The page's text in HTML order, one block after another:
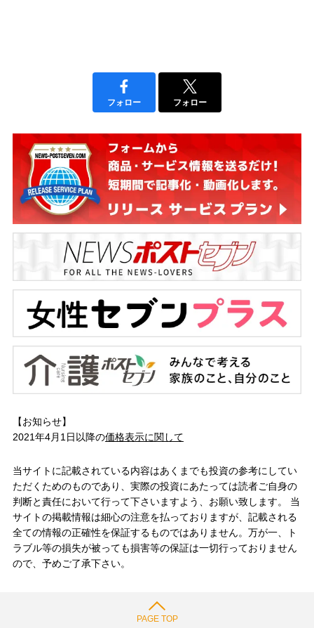
フォロー フォロー
【お知らせ】
2021年4月1日以降の価格表示に関して
当サイトに記載されている内容はあくまでも投資の参考にしてい
ただくためのものであり、実際の投資にあたっては読者ご自身の
判断と責任において行って下さいますよう、お願い致します。 当
サイトの掲載情報は細心の注意を払っておりますが、記載される
全ての情報の正確性を保証するものではありません。万が一、ト
ラブル等の損失が被っても損害等の保証は一切行っておりません
ので、予めご了承下さい。
PAGE TOP